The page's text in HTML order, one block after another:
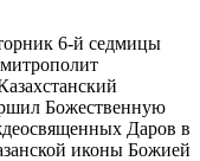
6-й седмицы
Божественную
Даров в
иконы Божией